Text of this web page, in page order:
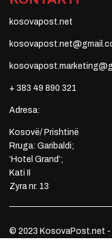
kosovapost.net
+ 383 49 890 321
Adresa:
Kosovë/ Prishtinë
Rruga: Garibaldi;
‘Hotel Grand’;
Kati II
Zyra nr. 13
© 2023 KosovaPost.net -